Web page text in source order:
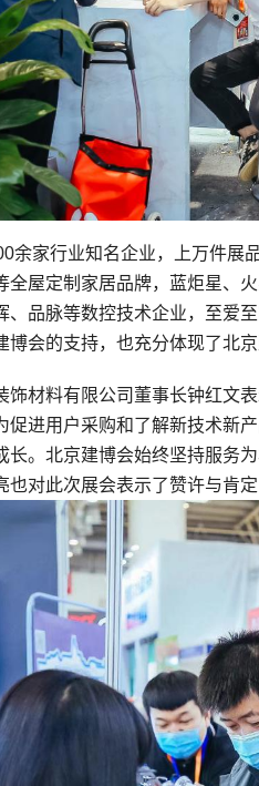
余家行业知名企业，上万件展
全屋定制家居品牌，蓝炬星、
、品脉等数控技术企业，至爱
博会的支持，也充分体现了北
饰材料有限公司董事长钟红文
促进用户采购和了解新技术新
长。北京建博会始终坚持服务
也对此次展会表示了赞许与肯